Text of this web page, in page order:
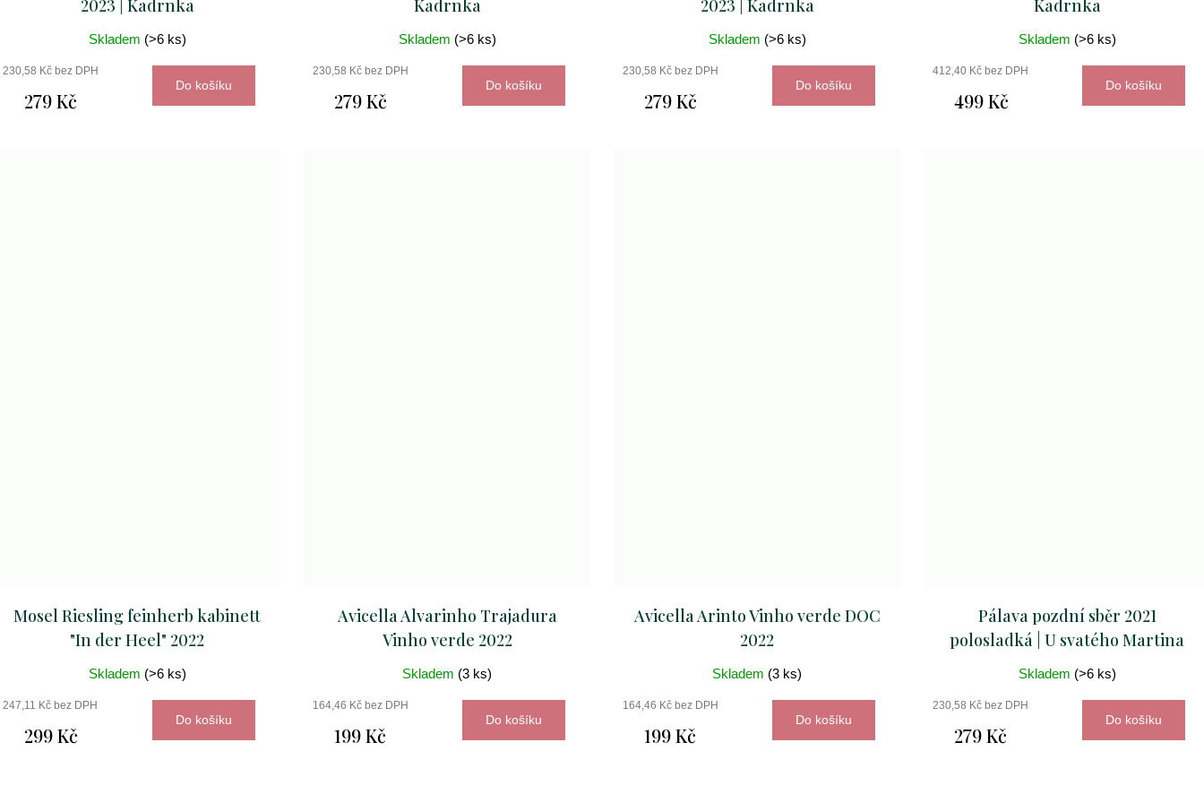
2023 | Kadrnka
Skladem (>6 ks)
230,58 Kč bez DPH
279 Kč
Do košíku
Kadrnka
Skladem (>6 ks)
230,58 Kč bez DPH
279 Kč
Do košíku
2023 | Kadrnka
Skladem (>6 ks)
230,58 Kč bez DPH
279 Kč
Do košíku
Kadrnka
Skladem (>6 ks)
412,40 Kč bez DPH
499 Kč
Do košíku
Mosel Riesling feinherb kabinett
"In der Heel" 2022
Skladem (>6 ks)
247,11 Kč bez DPH
299 Kč
Do košíku
Avicella Alvarinho Trajadura
Vinho verde 2022
Skladem (3 ks)
164,46 Kč bez DPH
199 Kč
Do košíku
Avicella Arinto Vinho verde DOC
2022
Skladem (3 ks)
164,46 Kč bez DPH
199 Kč
Do košíku
Pálava pozdní sběr 2021
polosladká | U svatého Martina
Skladem (>6 ks)
230,58 Kč bez DPH
279 Kč
Do košíku